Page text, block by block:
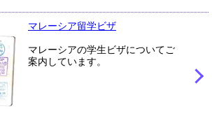
マレーシア留学ビザ
マレーシアの学生ビザについてご
案内しています。